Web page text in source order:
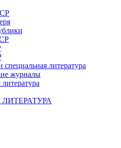
специальная литература
журналы